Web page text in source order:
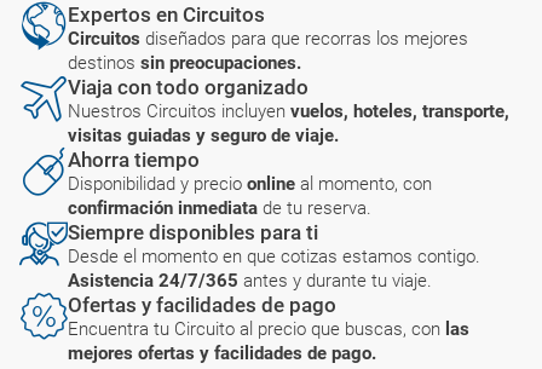
Expertos en Circuitos
Circuitos diseñados para que recorras los mejores
destinos sin preocupaciones.
Viaja con todo organizado
Nuestros Circuitos incluyen vuelos, hoteles, transporte,
visitas guiadas y seguro de viaje.
Ahorra tiempo
Disponibilidad y precio online al momento, con
confirmación inmediata de tu reserva.
Siempre disponibles para ti
Desde el momento en que cotizas estamos contigo.
Asistencia 24/7/365 antes y durante tu viaje.
Ofertas y facilidades de pago
Encuentra tu Circuito al precio que buscas, con las
mejores ofertas y facilidades de pago.